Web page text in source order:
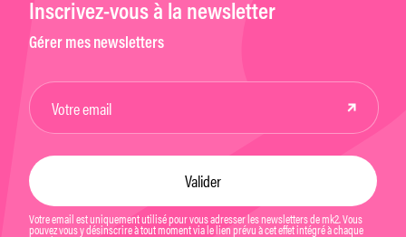
Inscrivez-vous à la newsletter
Gérer mes newsletters
Votre email est uniquement utilisé pour vous adresser les newsletters de mk2. Vous
pouvez vous y désinscrire à tout moment via le lien prévu à cet effet intégré à chaque